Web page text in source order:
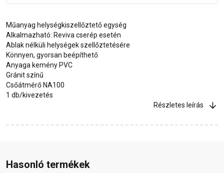
Műanyag helységkiszellőztető egység
Alkalmazható: Reviva cserép esetén
Ablak nélküli helységek szellőztetésére
Könnyen, gyorsan beépíthető
Anyaga kemény PVC
Gránit színű
Csőátmérő NA100
1 db/kivezetés
Részletes leírás
Hasonló termékek